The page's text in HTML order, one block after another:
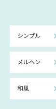
シンプル
メルヘン
和風